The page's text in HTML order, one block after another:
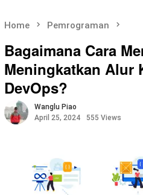
Home Pemrograman
Bagaimana Cara
Meningkatkan Alur
DevOps?
Wanglu Piao
April 25, 2024
555 Views